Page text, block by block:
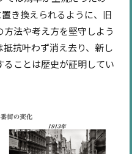
き換えられるように、旧
法や考え方を堅守しよう
抗叶わず消え去り、新し
ことは歴史が証明してい